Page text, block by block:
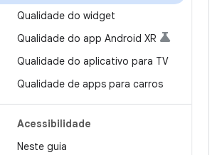
Qualidade do widget
Qualidade do app Android XR
Qualidade do aplicativo para TV
Qualidade de apps para carros
Acessibilidade
Neste guia